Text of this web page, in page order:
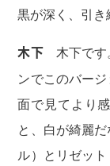
黒が深く、引き
木下木下です
ンでこのバー
面で見てより
と、白が綺麗
ル）とリゼッ